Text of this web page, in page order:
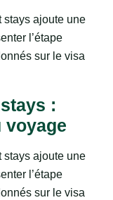
stays ajoute une
l’étape
sur le visa
:
voyage
stays ajoute une
l’étape
sur le visa